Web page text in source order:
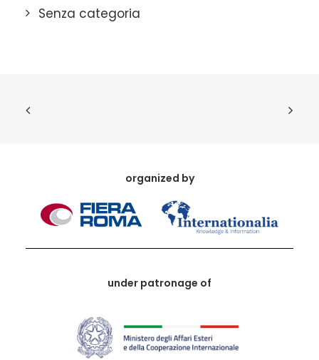
Senza categoria
organized by
under patronage of